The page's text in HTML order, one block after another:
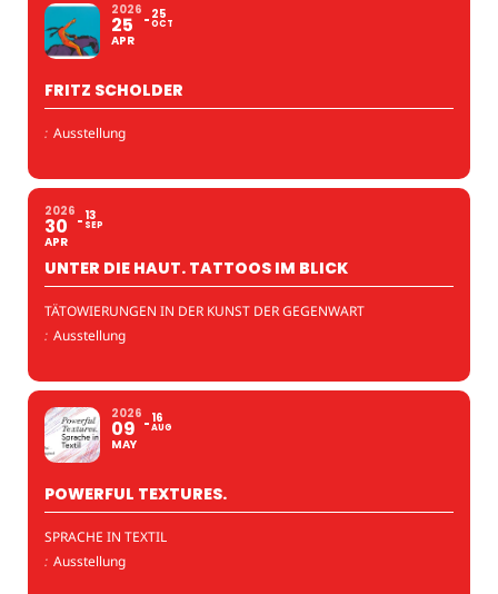
2026
25
APR
25
OCT
FRITZ SCHOLDER
: Ausstellung
2026
30
APR
13
SEP
UNTER DIE HAUT. TATTOOS IM BLICK
TÄTOWIERUNGEN IN DER KUNST DER GEGENWART
: Ausstellung
2026
09
MAY
16
AUG
POWERFUL TEXTURES.
SPRACHE IN TEXTIL
: Ausstellung